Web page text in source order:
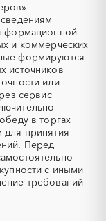
скважин)
работы
надзор
пожарные
и коммерческих
формируются
источников
или
сервис
в торгах
для принятия
Перед
с иными
требований